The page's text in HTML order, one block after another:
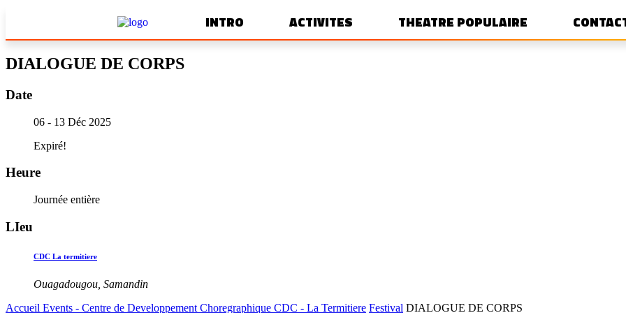
INTRO ACTIVITES THEATRE POPULAIRE
DIALOGUE DE CORPS
Date
06 - 13 Déc 2025
Expiré!
Heure
Journée entière
LIeu
CDC La termitiere
Ouagadougou, Samandin
Accueil Events - Centre de Developpement Choregraphique CDC - La Termitiere Festival DIALOGUE DE CORPS